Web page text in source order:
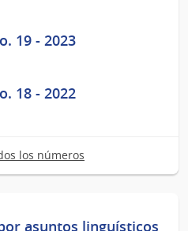
19 - 2023
18 - 2022
los números
asuntos linguísticos